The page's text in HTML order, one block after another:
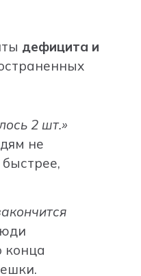
дефицита и
2 шт.»
не
конца